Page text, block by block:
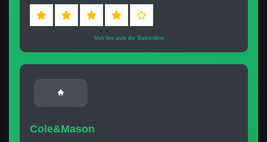
Voir les avis de Bakonline
Cole&Mason